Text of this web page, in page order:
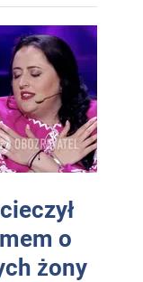
o
żony